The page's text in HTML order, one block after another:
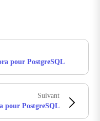
pour PostgreSQL
Suivant
pour PostgreSQL